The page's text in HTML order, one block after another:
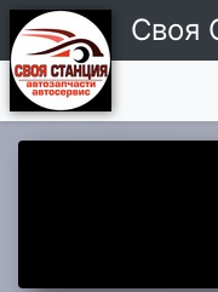
Своя
Вы у нас